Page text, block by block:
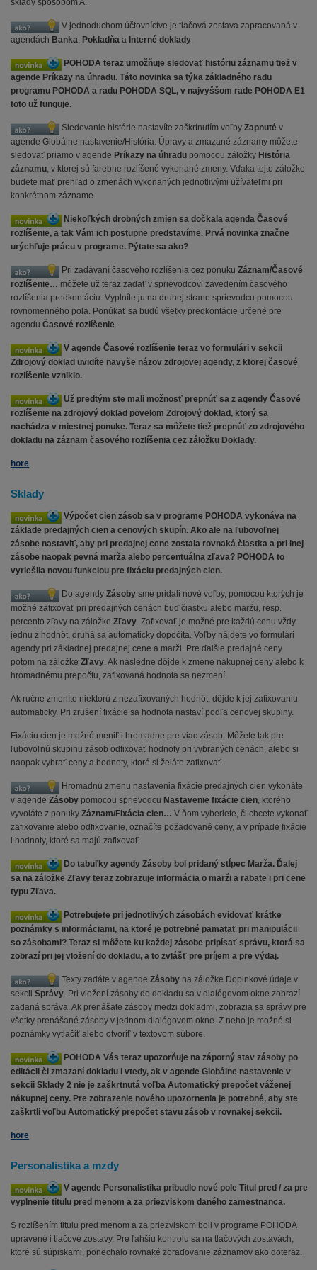
sklady spôsobom A.
V jednoduchom účtovníctve je tlačová zostava zapracovaná v
agendách Banka, Pokladňa a Interné doklady.
POHODA teraz umožňuje sledovať históriu záznamu tiež v
agende Príkazy na úhradu. Táto novinka sa týka základného radu
programu POHODA a radu POHODA SQL, v najvyššom rade POHODA E1
toto už funguje.
Sledovanie histórie nastavíte zaškrtnutím voľby Zapnuté v
agende Globálne nastavenie/História. Úpravy a zmazané záznamy môžete
sledovať priamo v agende Príkazy na úhradu pomocou záložky História
záznamu, v ktorej sú farebne rozlíšené vykonané zmeny. Vďaka tejto záložke
budete mať prehľad o zmenách vykonaných jednotlivými užívateľmi pri
konkrétnom zázname.
Niekoľkých drobných zmien sa dočkala agenda Časové
rozlíšenie, a tak Vám ich postupne predstavíme. Prvá novinka značne
urýchľuje prácu v programe. Pýtate sa ako?
Pri zadávaní časového rozlíšenia cez ponuku Záznam/Časové
rozlíšenie… môžete už teraz zadať v sprievodcovi zavedením časového
rozlíšenia predkontáciu. Vyplníte ju na druhej strane sprievodcu pomocou
rovnomenného pola. Ponúkať sa budú všetky predkontácie určené pre
agendu Časové rozlíšenie.
V agende Časové rozlíšenie teraz vo formulári v sekcii
Zdrojový doklad uvidíte navyše názov zdrojovej agendy, z ktorej časové
rozlíšenie vzniklo.
Už predtým ste mali možnosť prepnúť sa z agendy Časové
rozlíšenie na zdrojový doklad povelom Zdrojový doklad, ktorý sa
nachádza v miestnej ponuke. Teraz sa môžete tiež prepnúť zo zdrojového
dokladu na záznam časového rozlíšenia cez záložku Doklady.
hore
Sklady
Výpočet cien zásob sa v programe POHODA vykonáva na
základe predajných cien a cenových skupín. Ako ale na ľubovoľnej
zásobe nastaviť, aby pri predajnej cene zostala rovnaká čiastka a pri inej
zásobe naopak pevná marža alebo percentuálna zľava? POHODA to
vyriešila novou funkciou pre fixáciu predajných cien.
Do agendy Zásoby sme pridali nové voľby, pomocou ktorých je
možné zafixovať pri predajných cenách buď čiastku alebo maržu, resp.
percento zľavy na záložke Zľavy. Zafixovať je možné pre každú cenu vždy
jednu z hodnôt, druhá sa automaticky dopočíta. Voľby nájdete vo formulári
agendy pri základnej predajnej cene a marži. Pre ďalšie predajné ceny
potom na záložke Zľavy. Ak následne dôjde k zmene nákupnej ceny alebo k
hromadnému prepočtu, zafixovaná hodnota sa nezmení.
Ak ručne zmeníte niektorú z nezafixovaných hodnôt, dôjde k jej zafixovaniu
automaticky. Pri zrušení fixácie sa hodnota nastaví podľa cenovej skupiny.
Fixáciu cien je možné meniť i hromadne pre viac zásob. Môžete tak pre
ľubovoľnú skupinu zásob odfixovať hodnoty pri vybraných cenách, alebo si
naopak vybrať ceny a hodnoty, ktoré si želáte zafixovať.
Hromadnú zmenu nastavenia fixácie predajných cien vykonáte
v agende Zásoby pomocou sprievodcu Nastavenie fixácie cien, ktorého
vyvoláte z ponuky Záznam/Fixácia cien… V ňom vyberiete, či chcete vykonať
zafixovanie alebo odfixovanie, označíte požadované ceny, a v prípade fixácie
i hodnoty, ktoré sa majú zafixovať.
Do tabuľky agendy Zásoby bol pridaný stĺpec Marža. Ďalej
sa na záložke Zľavy teraz zobrazuje informácia o marži a rabate i pri cene
typu Zľava.
Potrebujete pri jednotlivých zásobách evidovať krátke
poznámky s informáciami, na ktoré je potrebné pamätať pri manipulácii
so zásobami? Teraz si môžete ku každej zásobe pripísať správu, ktorá sa
zobrazí pri jej vložení do dokladu, a to zvlášť pre príjem a pre výdaj.
Texty zadáte v agende Zásoby na záložke Doplnkové údaje v
sekcii Správy. Pri vložení zásoby do dokladu sa v dialógovom okne zobrazí
zadaná správa. Ak prenášate zásoby medzi dokladmi, zobrazia sa správy pre
všetky prenášané zásoby v jednom dialógovom okne. Z neho je možné si
poznámky vytlačiť alebo otvoriť v textovom súbore.
POHODA Vás teraz upozorňuje na záporný stav zásoby po
editácii či zmazaní dokladu i vtedy, ak v agende Globálne nastavenie v
sekcii Sklady 2 nie je zaškrtnutá voľba Automatický prepočet váženej
nákupnej ceny. Pre zobrazenie nového upozornenia je potrebné, aby ste
zaškrtli voľbu Automatický prepočet stavu zásob v rovnakej sekcii.
hore
Personalistika a mzdy
V agende Personalistika pribudlo nové pole Titul pred / za pre
vyplnenie titulu pred menom a za priezviskom daného zamestnanca.
S rozlíšením titulu pred menom a za priezviskom boli v programe POHODA
upravené i tlačové zostavy. Pre ľahšiu kontrolu sa na tlačových zostavách,
ktoré sú súpiskami, ponechalo rovnaké zoraďovanie záznamov ako doteraz.